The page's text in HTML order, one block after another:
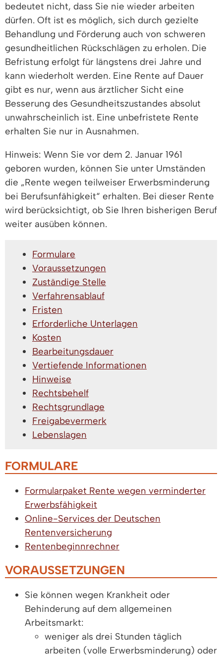
bedeutet nicht, dass Sie nie wieder arbeiten
dürfen. Oft ist es möglich, sich durch gezielte
Behandlung und Förderung auch von schweren
gesundheitlichen Rückschlägen zu erholen. Die
Befristung erfolgt für längstens drei Jahre und
kann wiederholt werden. Eine Rente auf Dauer
gibt es nur, wenn aus ärztlicher Sicht eine
Besserung des Gesundheitszustandes absolut
unwahrscheinlich ist. Eine unbefristete Rente
erhalten Sie nur in Ausnahmen.
Hinweis: Wenn Sie vor dem 2. Januar 1961
geboren wurden, können Sie unter Umständen
die „Rente wegen teilweiser Erwerbsminderung
bei Berufsunfähigkeit“ erhalten. Bei dieser Rente
wird berücksichtigt, ob Sie Ihren bisherigen Beruf
weiter ausüben können.
Formulare
Voraussetzungen
Zuständige Stelle
Verfahrensablauf
Fristen
Erforderliche Unterlagen
Kosten
Bearbeitungsdauer
Vertiefende Informationen
Hinweise
Rechtsbehelf
Rechtsgrundlage
Freigabevermerk
Lebenslagen
FORMULARE
Formularpaket Rente wegen verminderter
Erwerbsfähigkeit
Online-Services der Deutschen
Rentenversicherung
Rentenbeginnrechner
VORAUSSETZUNGEN
Sie können wegen Krankheit oder
Behinderung auf dem allgemeinen
Arbeitsmarkt:
weniger als drei Stunden täglich
arbeiten (volle Erwerbsminderung) oder